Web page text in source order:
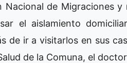
de Migraciones
el aislamiento
de ir a visitarlos en sus
de la Comuna, el